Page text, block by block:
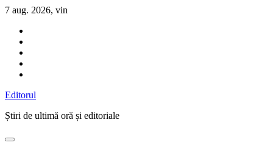
Sari
conținut
7 aug. 2026, vin
Editorul
Știri de ultimă oră și editoriale